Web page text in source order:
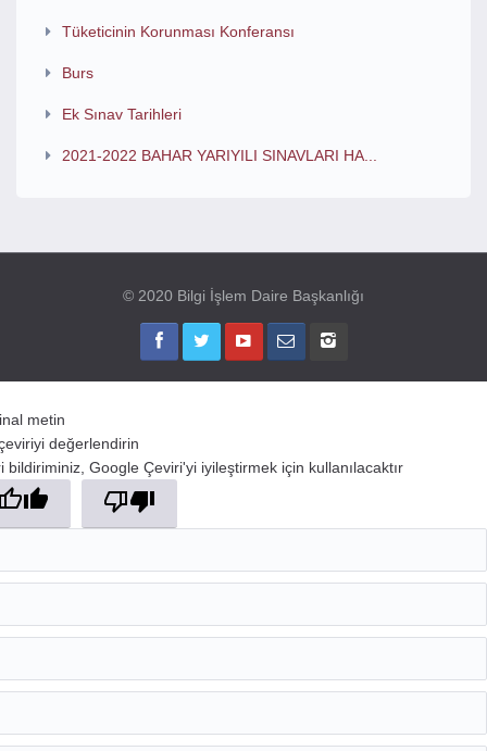
Tüketicinin Korunması Konferansı
Burs
Ek Sınav Tarihleri
2021-2022 BAHAR YARIYILI SINAVLARI HA...
© 2020 Bilgi İşlem Daire Başkanlığı
metin
değerlendirin
bildiriminiz, Google Çeviri'yi iyileştirmek için kullanılacaktır